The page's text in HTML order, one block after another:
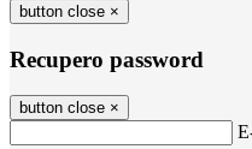
button close ×
Recupero password
button close ×